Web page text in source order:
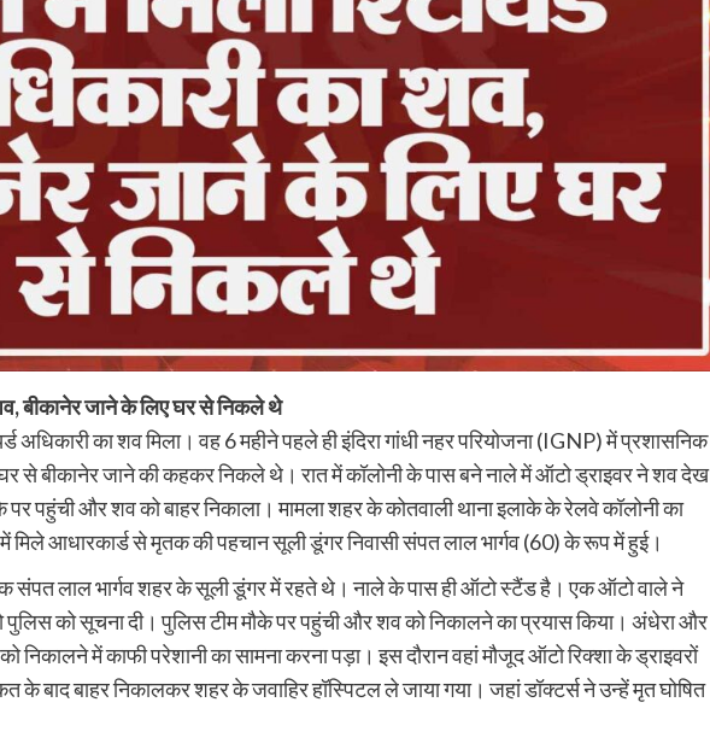
शव, बीकानेर जाने के लिए घर से निकले थे
का शव मिला। वह 6 महीने पहले ही इंदिरा गांधी नहर परियोजना (IGNP) में प्रशासनिक
से बीकानेर जाने की कहकर निकले थे। रात में कॉलोनी के पास बने नाले में ऑटो ड्राइवर ने शव देख
पहुंची और शव को बाहर निकाला। मामला शहर के कोतवाली थाना इलाके के रेलवे कॉलोनी का
मिले आधारकार्ड से मृतक की पहचान सूली डूंगर निवासी संपत लाल भार्गव (60) के रूप में हुई।
संपत लाल भार्गव शहर के सूली डूंगर में रहते थे। नाले के पास ही ऑटो स्टैंड है। एक ऑटो वाले ने
पुलिस को सूचना दी। पुलिस टीम मौके पर पहुंची और शव को निकालने का प्रयास किया। अंधेरा और
निकालने में काफी परेशानी का सामना करना पड़ा। इस दौरान वहां मौजूद ऑटो रिक्शा के ड्राइवरों
बाद बाहर निकालकर शहर के जवाहिर हॉस्पिटल ले जाया गया। जहां डॉक्टर्स ने उन्हें मृत घोषित